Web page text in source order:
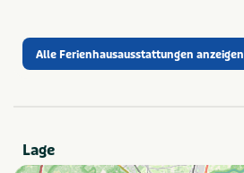
Alle Ferienhausausstattungen anzeigen
Lage